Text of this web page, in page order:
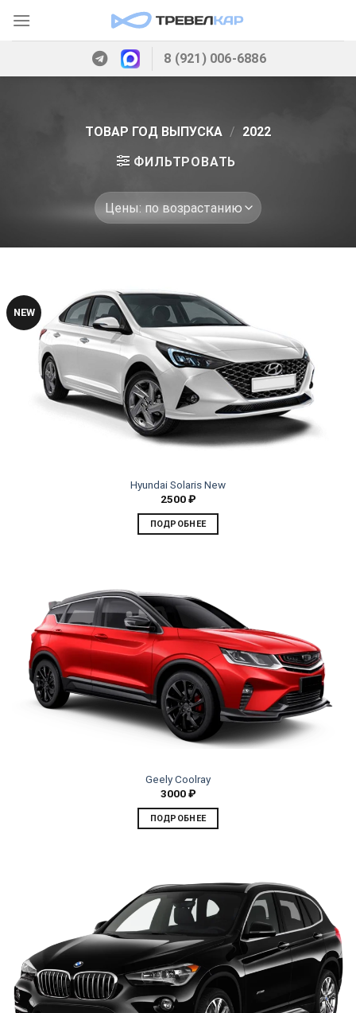
8 (921) 006-6886
ТОВАР ГОД ВЫПУСКА / 2022
ФИЛЬТРОВАТЬ
NEW
Hyundai Solaris New
2500₽
ПОДРОБНЕЕ
Geely Coolray
3000₽
ПОДРОБНЕЕ